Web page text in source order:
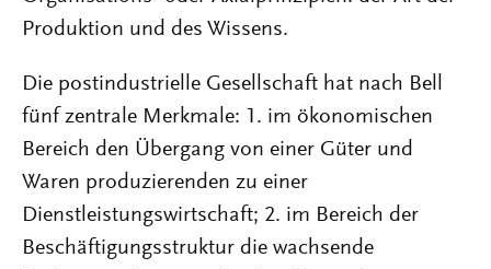
Produktion und des Wissens.
Die postindustrielle Gesellschaft hat nach Bell
fünf zentrale Merkmale: 1. im ökonomischen
Bereich den Übergang von einer Güter und
Waren produzierenden zu einer
Dienstleistungswirtschaft; 2. im Bereich der
Beschäftigungsstruktur die wachsende